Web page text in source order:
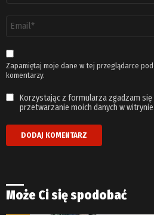
email
*
Zapamiętaj moje dane w tej przeglądarce
komentarzy.
Korzystając z formularza zgadzam się
przetwarzanie moich danych w witrynie.
Może Ci się spodobać